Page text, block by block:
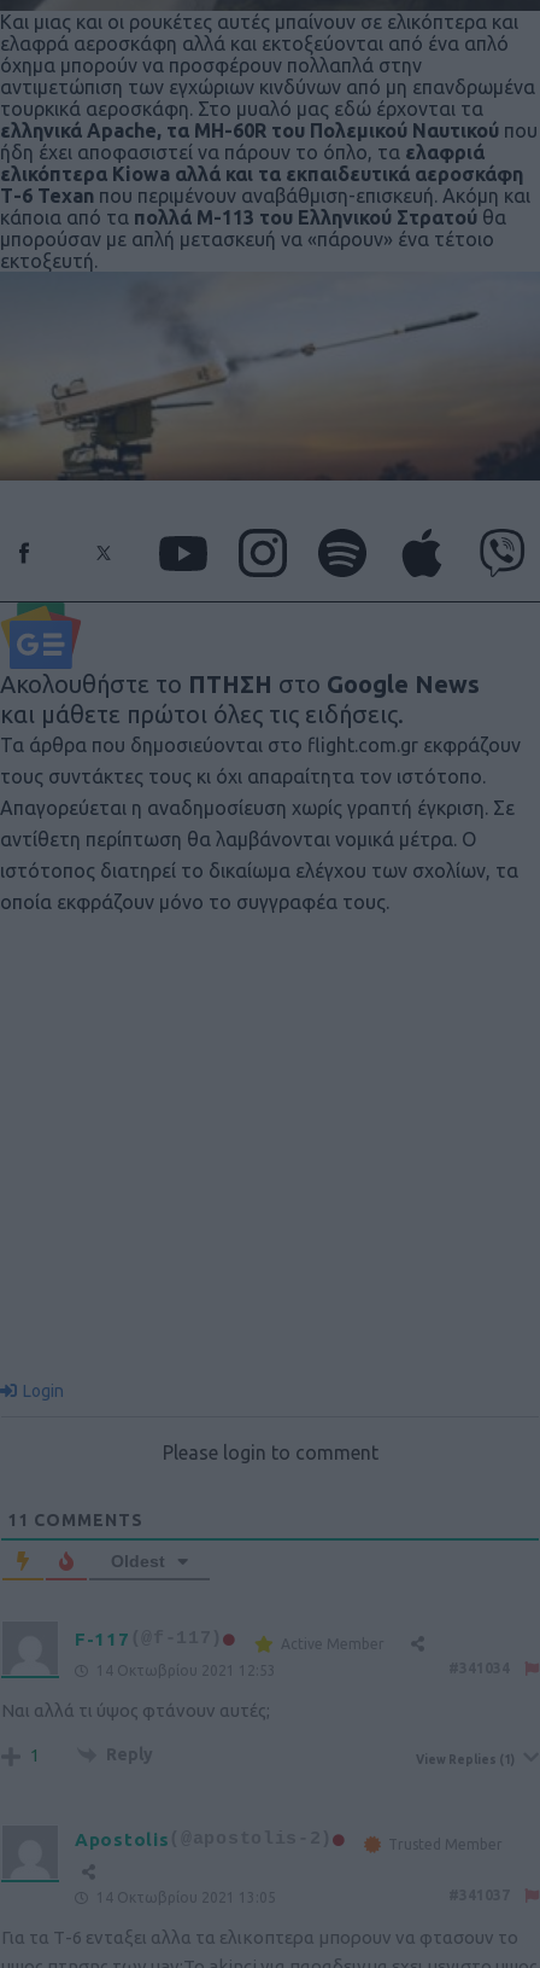
Και μιας και οι ρουκέτες αυτές μπαίνουν σε ελικόπτερα και
ελαφρά αεροσκάφη αλλά και εκτοξεύονται από ένα απλό
όχημα μπορούν να προσφέρουν πολλαπλά στην
αντιμετώπιση των εγχώριων κινδύνων από μη επανδρωμένα
τουρκικά αεροσκάφη. Στο μυαλό μας εδώ έρχονται τα
ελληνικά Apache, τα MH-60R του Πολεμικού Ναυτικού που
ήδη έχει αποφασιστεί να πάρουν το όπλο, τα ελαφριά
ελικόπτερα Kiowa αλλά και τα εκπαιδευτικά αεροσκάφη
Τ-6 Texan που περιμένουν αναβάθμιση-επισκευή. Ακόμη και
κάποια από τα πολλά Μ-113 του Ελληνικού Στρατού θα
μπορούσαν με απλή μετασκευή να «πάρουν» ένα τέτοιο
εκτοξευτή.
Ακολουθήστε το ΠΤΗΣΗ στο Google News
και μάθετε πρώτοι όλες τις ειδήσεις.
Τα άρθρα που δημοσιεύονται στο flight.com.gr εκφράζουν
τους συντάκτες τους κι όχι απαραίτητα τον ιστότοπο.
Απαγορεύεται η αναδημοσίευση χωρίς γραπτή έγκριση. Σε
αντίθετη περίπτωση θα λαμβάνονται νομικά μέτρα. Ο
ιστότοπος διατηρεί το δικαίωμα ελέγχου των σχολίων, τα
οποία εκφράζουν μόνο το συγγραφέα τους.
Login
Please login to comment
11 COMMENTS
Oldest
F-117 (@f-117)
Active Member
14 Οκτωβρίου 2021 12:53
Ναι αλλά τι ύψος φτάνουν αυτές;
1 Reply View Replies (1)
Apostolis (@apostolis-2) Trusted Member
14 Οκτωβρίου 2021 13:05
Για τα Τ-6 ενταξει αλλα τα ελικοπτερα μπορουν να φτασουν το